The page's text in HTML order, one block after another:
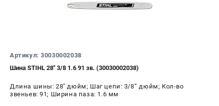
Артикул: 30030002038
Шина STIHL 28" 3/8 1.6 91 зв. (30030002038)
Длина шины: 28" дюйм; Шаг цепи: 3/8’’ дюйм; Кол-во
звеньев: 91; Ширина паза: 1.6 мм